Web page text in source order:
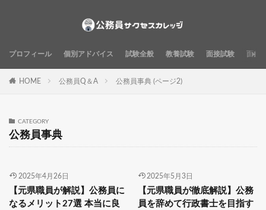
プロフィール 個別アドバイス 試験全般 教養試験 面接試験 面接
HOME 公務員Q＆A 公務員事典 (ページ2)
CATEGORY
公務員事典
2025年4月26日
【元県職員が解説】公務員に
なるメリット27選 本当に良
2025年5月3日
【元県職員が徹底解説】公務
員を辞めて行政書士を目指す